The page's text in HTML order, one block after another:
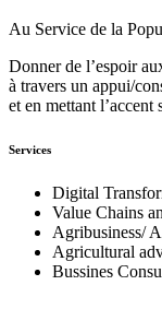
Au Service de la
Donner de l’espoir
à travers un appui/
et en mettant l’accent
Services
Digital
Value Chains
Agribusiness/
Agricultural
Bussines